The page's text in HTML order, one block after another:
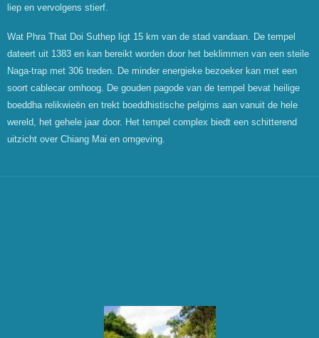
liep en vervolgens stierf.
Wat Phra That Doi Suthep ligt 15 km van de stad vandaan. De tempel
dateert uit 1383 en kan bereikt worden door het beklimmen van een steile
Naga-trap met 306 treden. De minder energieke bezoeker kan met een
soort cablecar omhoog. De gouden pagode van de tempel bevat heilige
boeddha relikwieën en trekt boeddhistische pelgims aan vanuit de hele
wereld, het gehele jaar door. Het tempel complex biedt een schitterend
uitzicht over Chiang Mai en omgeving.